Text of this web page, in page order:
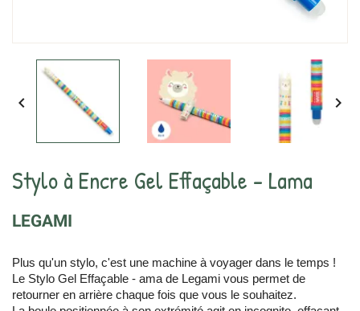
 
Stylo à Encre Gel Effaçable - Lama
LEGAMI
Plus qu'un stylo, c'est une machine à voyager dans le temps !
Le Stylo Gel Effaçable - ama de Legami vous permet de
retourner en arrière chaque fois que vous le souhaitez.